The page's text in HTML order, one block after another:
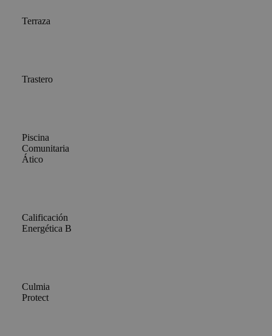
Terraza
Trastero
Piscina
Comunitaria
Ático
Calificación
Energética B
Culmia
Protect